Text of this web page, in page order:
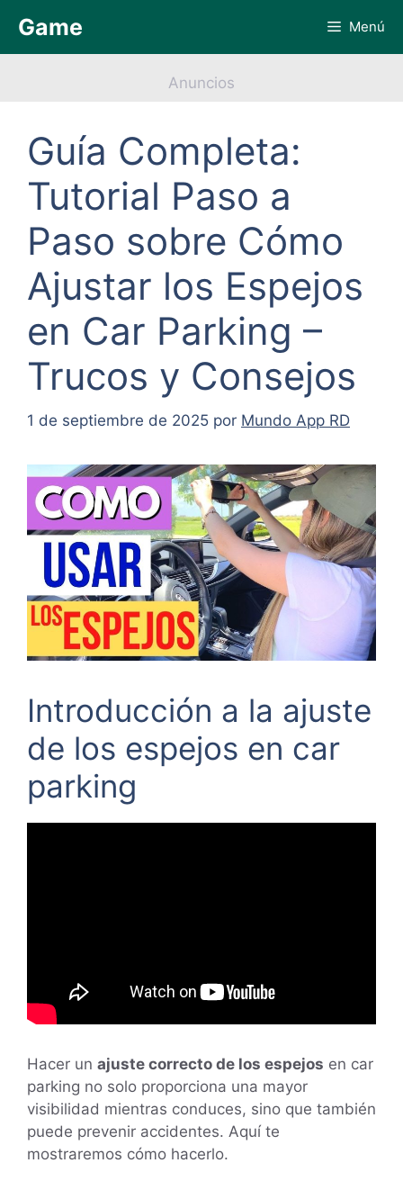
contenido
Game Menú
Anuncios
Guía Completa:
Tutorial Paso a
Paso sobre Cómo
Ajustar los Espejos
en Car Parking –
Trucos y Consejos
1 de septiembre de 2025 por Mundo App RD
Introducción a la ajuste
de los espejos en car
parking
Hacer un ajuste correcto de los espejos en car
parking no solo proporciona una mayor
visibilidad mientras conduces, sino que también
puede prevenir accidentes. Aquí te
mostraremos cómo hacerlo.